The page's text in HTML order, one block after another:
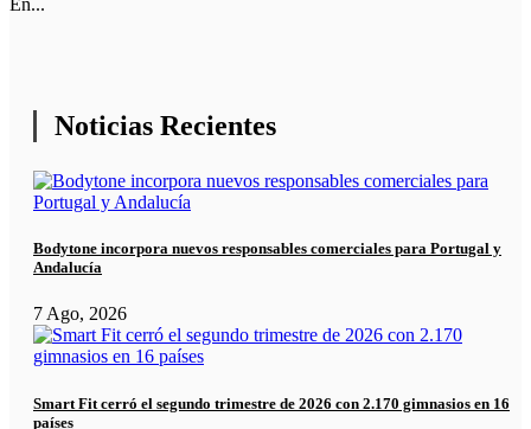
En...
Noticias Recientes
Bodytone incorpora nuevos responsables comerciales para Portugal y
Andalucía
7 Ago, 2026
Smart Fit cerró el segundo trimestre de 2026 con 2.170 gimnasios en 16
países